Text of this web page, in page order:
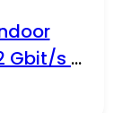
Gbit/s |